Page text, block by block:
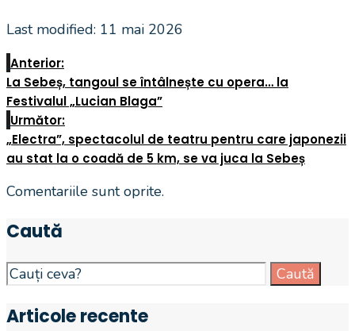
Last modified: 11 mai 2026
Anterior:
La Sebeș, tangoul se întâlnește cu opera… la
Festivalul „Lucian Blaga”
Următor:
„Electra”, spectacolul de teatru pentru care japonezii
au stat la o coadă de 5 km, se va juca la Sebeș
Comentariile sunt oprite.
Caută
Search
for:
Caută
Articole recente